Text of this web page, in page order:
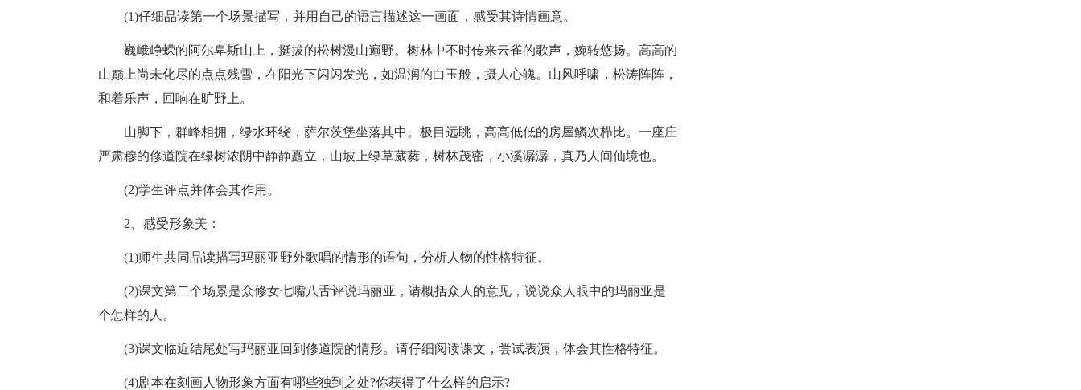
(1)仔细品读第一个场景描写，并用自己的语言描述这一画面，感受其诗情画意。
巍峨峥蝾的阿尔卑斯山上，挺拔的松树漫山遍野。树林中不时传来云雀的歌声，婉转悠扬。高高的
山巅上尚未化尽的点点残雪，在阳光下闪闪发光，如温润的白玉般，摄人心魄。山风呼啸，松涛阵阵，
和着乐声，回响在旷野上。
山脚下，群峰相拥，绿水环绕，萨尔茨堡坐落其中。极目远眺，高高低低的房屋鳞次栉比。一座庄
严肃穆的修道院在绿树浓阴中静静矗立，山坡上绿草葳蕤，树林茂密，小溪潺潺，真乃人间仙境也。
(2)学生评点并体会其作用。
2、感受形象美：
(1)师生共同品读描写玛丽亚野外歌唱的情形的语句，分析人物的性格特征。
(2)课文第二个场景是众修女七嘴八舌评说玛丽亚，请概括众人的意见，说说众人眼中的玛丽亚是
个怎样的人。
(3)课文临近结尾处写玛丽亚回到修道院的情形。请仔细阅读课文，尝试表演，体会其性格特征。
(4)剧本在刻画人物形象方面有哪些独到之处?你获得了什么样的启示?